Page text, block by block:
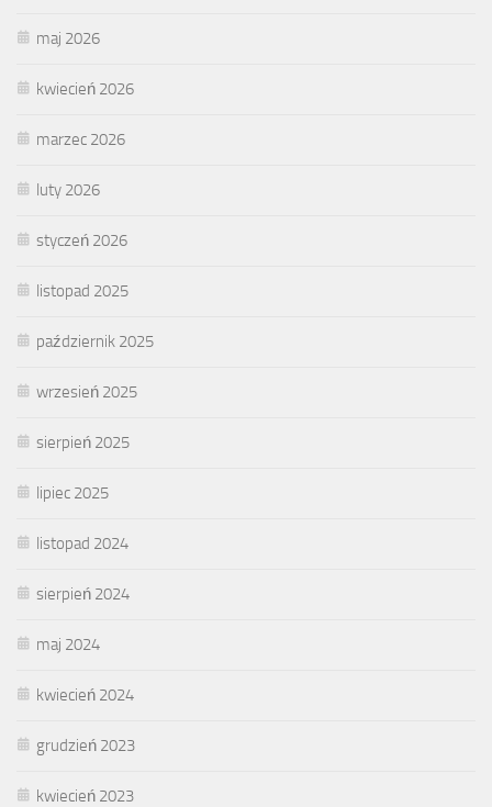
maj 2026
kwiecień 2026
marzec 2026
luty 2026
styczeń 2026
listopad 2025
październik 2025
wrzesień 2025
sierpień 2025
lipiec 2025
listopad 2024
sierpień 2024
maj 2024
kwiecień 2024
grudzień 2023
kwiecień 2023